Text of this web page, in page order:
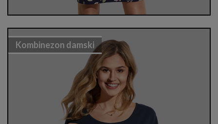
Kombinezon damski